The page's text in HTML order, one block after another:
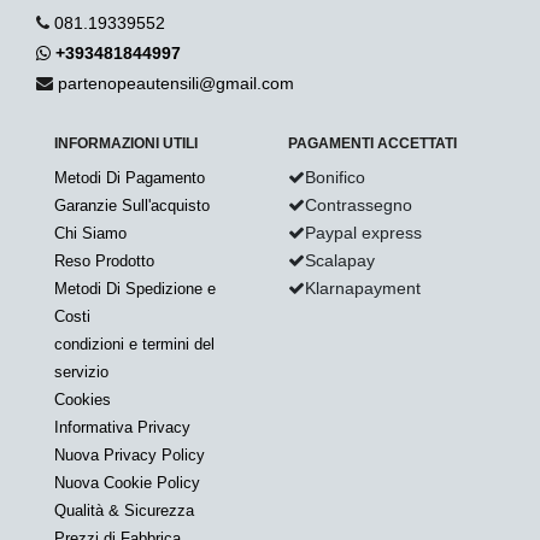
081.19339552
+393481844997
partenopeautensili@gmail.com
INFORMAZIONI UTILI
Metodi Di Pagamento
Garanzie Sull'acquisto
Chi Siamo
Reso Prodotto
Metodi Di Spedizione e
Costi
condizioni e termini del
servizio
Cookies
Informativa Privacy
Nuova Privacy Policy
Nuova Cookie Policy
Qualità & Sicurezza
PAGAMENTI ACCETTATI
Bonifico
Contrassegno
Paypal express
Scalapay
Klarnapayment